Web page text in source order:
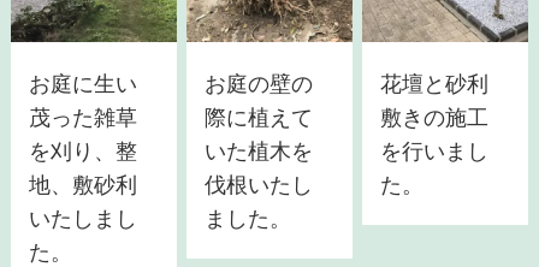
お庭に生い
茂った雑草
を刈り、整
地、敷砂利
いたしまし
た。
お庭の壁の
際に植えて
いた植木を
伐根いたし
ました。
花壇と砂利
敷きの施工
を行いまし
た。